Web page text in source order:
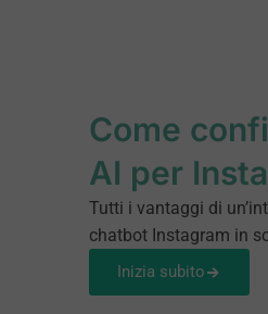
Come
AI per
Tutti i vantaggi di
chatbot Instagram in
Inizia subito